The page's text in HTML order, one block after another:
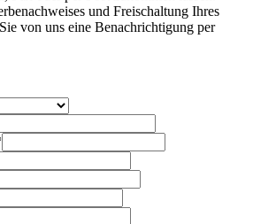
und Freischaltung Ihres
von uns eine Benachrichtigung per